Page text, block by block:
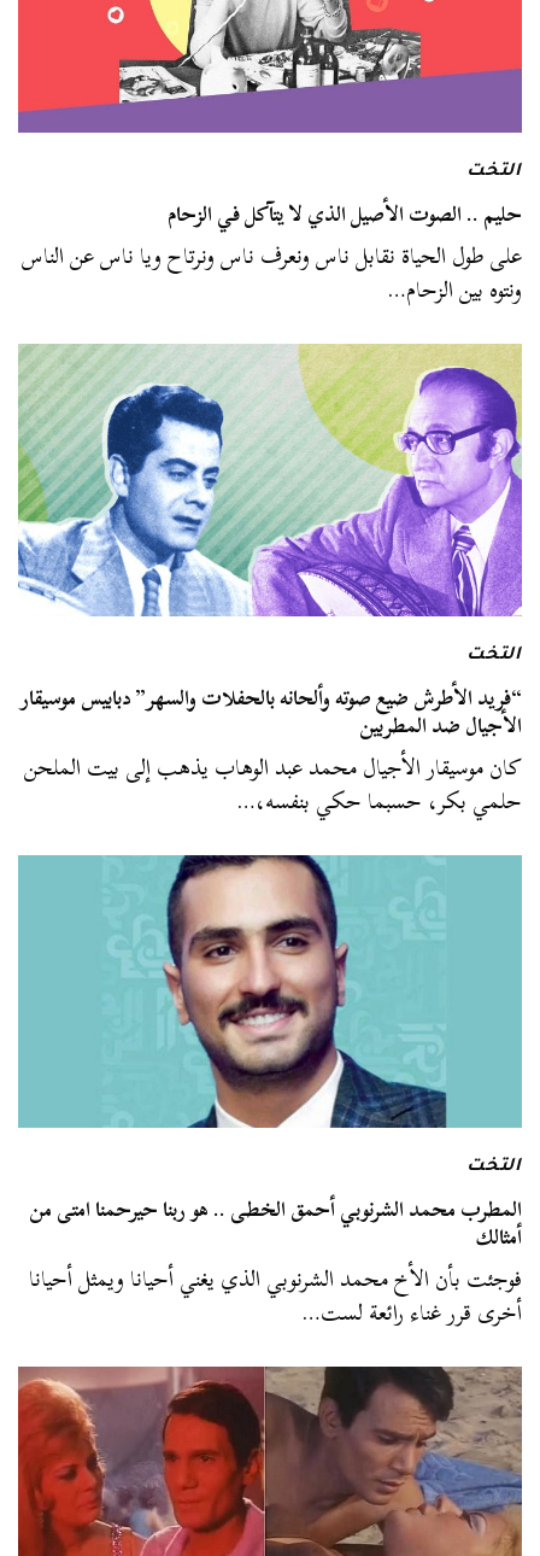
التخت
حليم .. الصوت الأصيل الذي لا يتآكل في الزحام
على طول الحياة نقابل ناس ونعرف ناس ونرتاح ويا ناس عن الناس
ونتوه بين الزحام…
التخت
“فريد الأطرش ضيع صوته وألحانه بالحفلات والسهر” دبابيس موسيقار
الأجيال ضد المطربين
كان موسيقار الأجيال محمد عبد الوهاب يذهب إلى بيت الملحن
حلمي بكر، حسبما حكي بنفسه،…
التخت
المطرب محمد الشرنوبي أحمق الخطى .. هو ربنا حيرحمنا امتى من
أمثالك
فوجئت بأن الأخ محمد الشرنوبي الذي يغني أحيانا ويمثل أحيانا
أخرى قرر غناء رائعة لست…